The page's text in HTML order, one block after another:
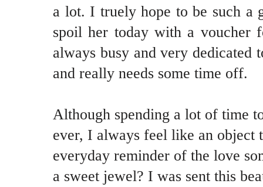
a lot. I truely hope to be such a
spoil her today with a voucher
always busy and very dedicated
and really needs some time off.
Although spending a lot of time
ever, I always feel like an object
everyday reminder of the love
a sweet jewel? I was sent this